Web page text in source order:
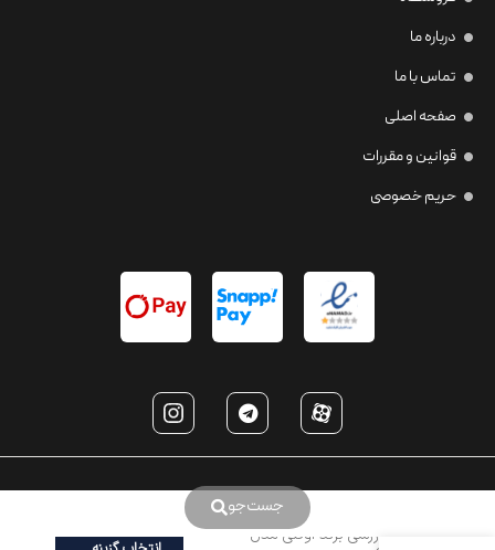
جست‌جو
درباره ما
تماس با ما
صفحه اصلی
قوانین و مقررات
حریم خصوصی
عینک ورزشی برند اوکلی مدل